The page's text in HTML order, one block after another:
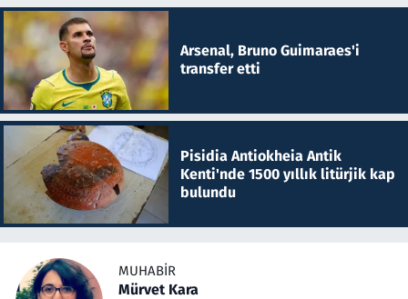
Arsenal, Bruno Guimaraes'i
transfer etti
Pisidia Antiokheia Antik
Kenti'nde 1500 yıllık litürjik kap
bulundu
MUHABIR
Mürvet Kara